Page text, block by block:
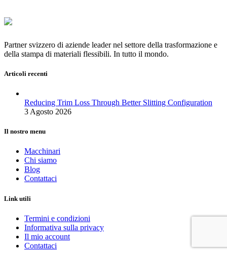
Partner svizzero di aziende leader nel settore della trasformazione e
della stampa di materiali flessibili. In tutto il mondo.
Articoli recenti
Reducing Trim Loss Through Better Slitting Configuration
3 Agosto 2026
Il nostro menu
Macchinari
Chi siamo
Blog
Contattaci
Link utili
Termini e condizioni
Informativa sulla privacy
Il mio account
Contattaci